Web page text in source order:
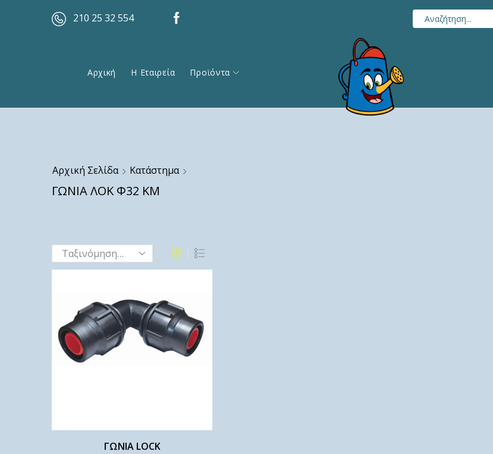
210 25 32 554
Αρχική Η Εταιρεία Προϊόντα
Αρχική Σελίδα Κατάστημα
ΓΩΝΙΑ ΛΟΚ Φ32 ΚΜ
ΓΩΝΙΑ LOCK